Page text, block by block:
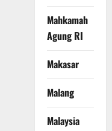
Mahkamah
Agung RI
Makasar
Malang
Malaysia